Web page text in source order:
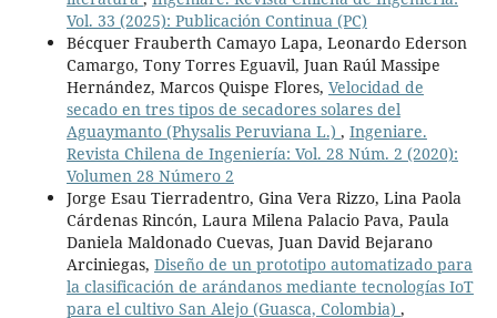
Vol. 33 (2025): Publicación Continua (PC)
Bécquer Frauberth Camayo Lapa, Leonardo Ederson
Camargo, Tony Torres Eguavil, Juan Raúl Massipe
Hernández, Marcos Quispe Flores, Velocidad de
secado en tres tipos de secadores solares del
Aguaymanto (Physalis Peruviana L.) , Ingeniare.
Revista Chilena de Ingeniería: Vol. 28 Núm. 2 (2020):
Volumen 28 Número 2
Jorge Esau Tierradentro, Gina Vera Rizzo, Lina Paola
Cárdenas Rincón, Laura Milena Palacio Pava, Paula
Daniela Maldonado Cuevas, Juan David Bejarano
Arciniegas, Diseño de un prototipo automatizado para
la clasificación de arándanos mediante tecnologías IoT
para el cultivo San Alejo (Guasca, Colombia) ,